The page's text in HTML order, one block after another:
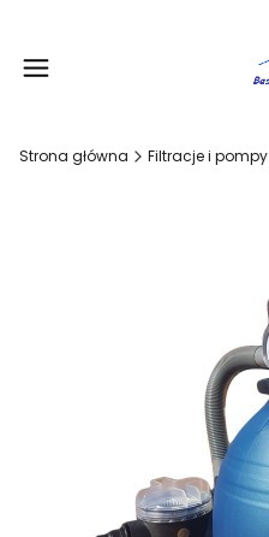
Strona główna Filtracje i pompy